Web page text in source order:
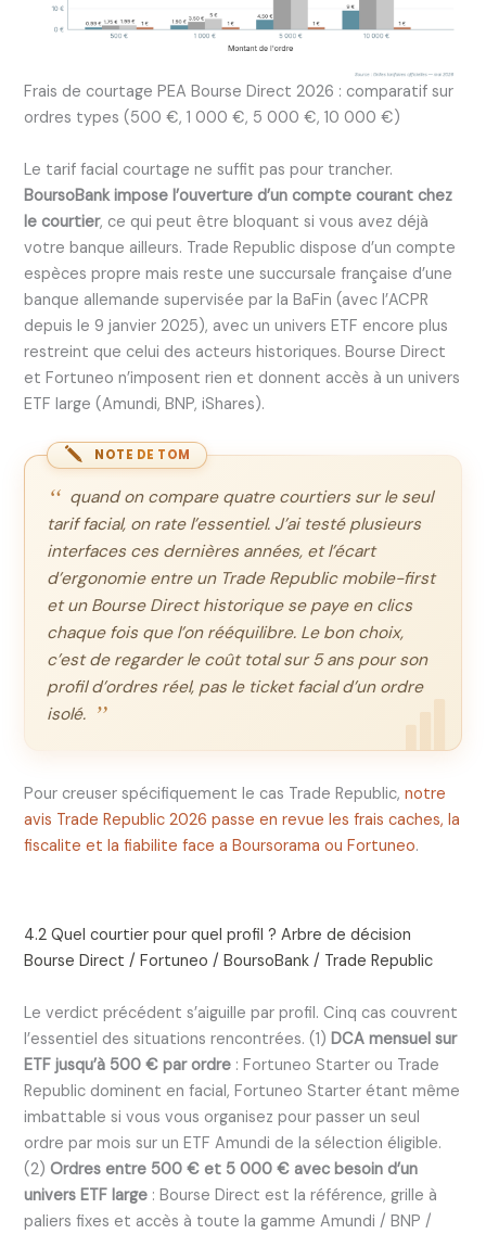
Frais de courtage PEA Bourse Direct 2026 : comparatif sur
ordres types (500 €, 1 000 €, 5 000 €, 10 000 €)
Le tarif facial courtage ne suffit pas pour trancher.
BoursoBank impose l’ouverture d’un compte courant chez
le courtier, ce qui peut être bloquant si vous avez déjà
votre banque ailleurs. Trade Republic dispose d’un compte
espèces propre mais reste une succursale française d’une
banque allemande supervisée par la BaFin (avec l’ACPR
depuis le 9 janvier 2025), avec un univers ETF encore plus
restreint que celui des acteurs historiques. Bourse Direct
et Fortuneo n’imposent rien et donnent accès à un univers
ETF large (Amundi, BNP, iShares).
NOTE DE TOM
quand on compare quatre courtiers sur le seul
tarif facial, on rate l’essentiel. J’ai testé plusieurs
interfaces ces dernières années, et l’écart
d’ergonomie entre un Trade Republic mobile-first
et un Bourse Direct historique se paye en clics
chaque fois que l’on rééquilibre. Le bon choix,
c’est de regarder le coût total sur 5 ans pour son
profil d’ordres réel, pas le ticket facial d’un ordre
isolé.
Pour creuser spécifiquement le cas Trade Republic,notre
avis Trade Republic 2026 passe en revue les frais caches, la
fiscalite et la fiabilite face a Boursorama ou Fortuneo.
4.2 Quel courtier pour quel profil ? Arbre de décision
Bourse Direct / Fortuneo / BoursoBank / Trade Republic
Le verdict précédent s’aiguille par profil. Cinq cas couvrent
l’essentiel des situations rencontrées. (1)DCA mensuel sur
ETF jusqu’à 500 € par ordre : Fortuneo Starter ou Trade
Republic dominent en facial, Fortuneo Starter étant même
imbattable si vous vous organisez pour passer un seul
ordre par mois sur un ETF Amundi de la sélection éligible.
(2) Ordres entre 500 € et 5 000 € avec besoin d’un
univers ETF large : Bourse Direct est la référence, grille à
paliers fixes et accès à toute la gamme Amundi / BNP /